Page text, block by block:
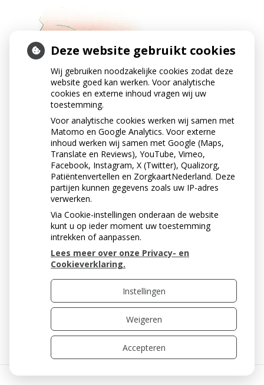
« Terug naar het overzicht
Deze website gebruikt cookies
Wij gebruiken noodzakelijke cookies zodat deze
website goed kan werken. Voor analytische
cookies en externe inhoud vragen wij uw
toestemming.
Voor analytische cookies werken wij samen met
Matomo en Google Analytics. Voor externe
inhoud werken wij samen met Google (Maps,
Translate en Reviews), YouTube, Vimeo,
Facebook, Instagram, X (Twitter), Qualizorg,
Patiëntenvertellen en ZorgkaartNederland. Deze
partijen kunnen gegevens zoals uw IP-adres
verwerken.
Via Cookie-instellingen onderaan de website
kunt u op ieder moment uw toestemming
intrekken of aanpassen.
Lees meer over onze Privacy- en
Cookieverklaring.
Instellingen
Weigeren
Accepteren